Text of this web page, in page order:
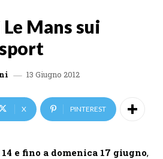
Mans sui
13 Giugno 2012
X PINTEREST
e fino a domenica 17 giugno,